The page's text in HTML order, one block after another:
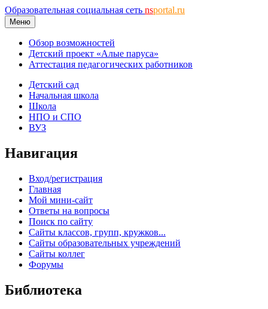
Образовательная социальная сеть nsportal.ru
Меню
Обзор возможностей
Детский проект «Алые паруса»
Аттестация педагогических работников
Детский сад
Начальная школа
Школа
НПО и СПО
ВУЗ
Навигация
Вход/регистрация
Главная
Мой мини-сайт
Ответы на вопросы
Поиск по сайту
Сайты классов, групп, кружков...
Сайты образовательных учреждений
Сайты коллег
Форумы
Библиотека